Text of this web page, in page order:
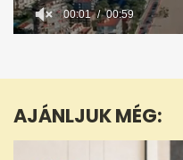
59
00:02 00:59
AJÁNLJUK MÉG: